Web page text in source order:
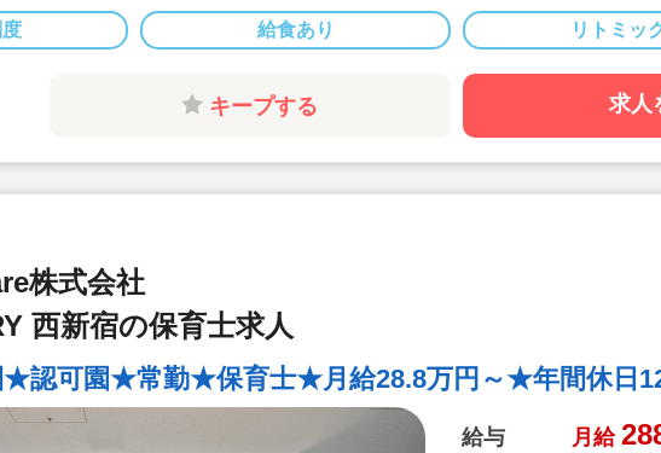
◆月給
◆別途経
算され
◆産休
制度な
給食あり リトミッ
キープする 求人
株式会社
西新宿の保育士求人
★認可園★常勤★保育士★月給28.8万円～★年間休日
給与 月給